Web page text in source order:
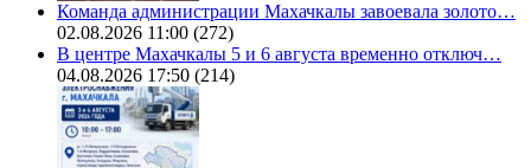
Команда администрации Махачкалы завоевала золото…
02.08.2026 11:00 (272)
В центре Махачкалы 5 и 6 августа временно отключ…
04.08.2026 17:50 (214)